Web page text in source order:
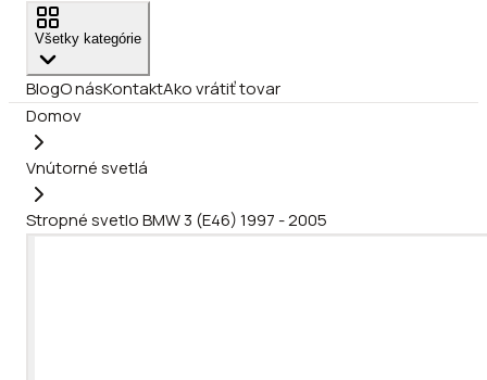
Všetky kategórie
BlogO násKontaktAko vrátiť tovar
Domov
Vnútorné svetlá
Stropné svetlo BMW 3 (E46) 1997 - 2005